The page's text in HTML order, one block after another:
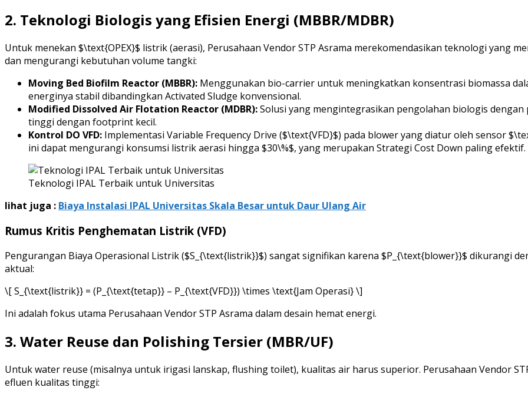
2. Teknologi Biologis yang Efisien Energi (MBBR/MDBR)
Untuk menekan $\text{OPEX}$ listrik (aerasi), Perusahaan Vendor STP Asrama merekomendasikan teknologi yang
dan mengurangi kebutuhan volume tangki:
Moving Bed Biofilm Reactor (MBBR): Menggunakan bio-carrier untuk meningkatkan konsentrasi biomassa
energinya stabil dibandingkan Activated Sludge konvensional.
Modified Dissolved Air Flotation Reactor (MDBR):Solusi yang mengintegrasikan pengolahan biologis
tinggi dengan footprint kecil.
Kontrol DO VFD: Implementasi Variable Frequency Drive ($\text{VFD}$) pada blower yang diatur oleh sensor
ini dapat mengurangi konsumsi listrik aerasi hingga $30\%$, yang merupakan Strategi Cost Down paling efektif.
Teknologi IPAL Terbaik untuk Universitas
lihat juga : Biaya Instalasi IPAL Universitas Skala Besar untuk Daur Ulang Air
Rumus Kritis Penghematan Listrik (VFD)
Pengurangan Biaya Operasional Listrik ($S_{\text{listrik}}$) sangat signifikan karena $P_{\text{blower}}$ dikurangi
aktual:
\[ S_{\text{listrik}} = (P_{\text{tetap}} – P_{\text{VFD}}) \times \text{Jam Operasi} \]
Ini adalah fokus utama Perusahaan Vendor STP Asrama dalam desain hemat energi.
3. Water Reuse dan Polishing Tersier (MBR/UF)
Untuk water reuse (misalnya untuk irigasi lanskap, flushing toilet), kualitas air harus superior. Perusahaan Vendor
efluen kualitas tinggi: